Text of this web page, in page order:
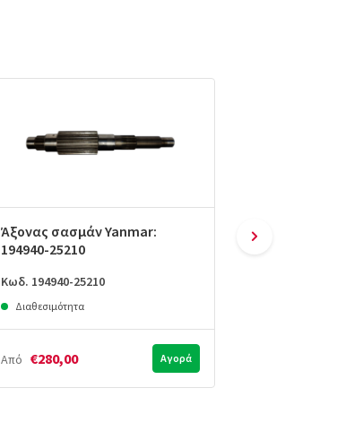
Άξονας σασμάν Yanmar:
194940-25210
Κωδ. 194940-25210
Διαθεσιμότητα
Από €280,00 Αγορά
Γρανάζι 32